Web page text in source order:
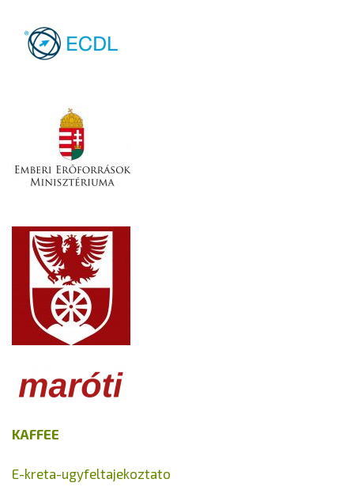
KAFFEE
E-kreta-ugyfeltajekoztato